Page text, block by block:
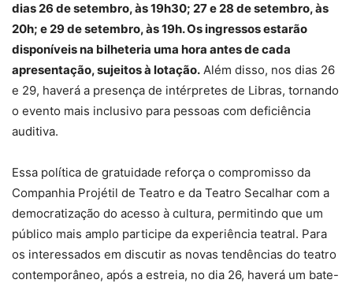
dias 26 de setembro, às 19h30; 27 e 28 de setembro, às
20h; e 29 de setembro, às 19h. Os ingressos estarão
disponíveis na bilheteria uma hora antes de cada
apresentação, sujeitos à lotação. Além disso, nos dias 26
e 29, haverá a presença de intérpretes de Libras, tornando
o evento mais inclusivo para pessoas com deficiência
auditiva.
Essa política de gratuidade reforça o compromisso da
Companhia Projétil de Teatro e da Teatro Secalhar com a
democratização do acesso à cultura, permitindo que um
público mais amplo participe da experiência teatral. Para
os interessados em discutir as novas tendências do teatro
contemporâneo, após a estreia, no dia 26, haverá um bate-